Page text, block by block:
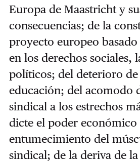
Europa de Maastricht y
consecuencias; de la
proyecto europeo
en los derechos sociales,
políticos; del deterioro de
educación; del acomodo
sindical a los estrechos
dicte el poder
entumecimiento del
sindical; de la deriva de